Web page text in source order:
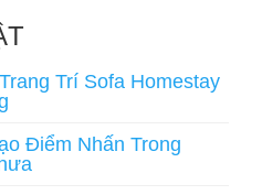
Trí Sofa Homestay
Điểm Nhấn Trong